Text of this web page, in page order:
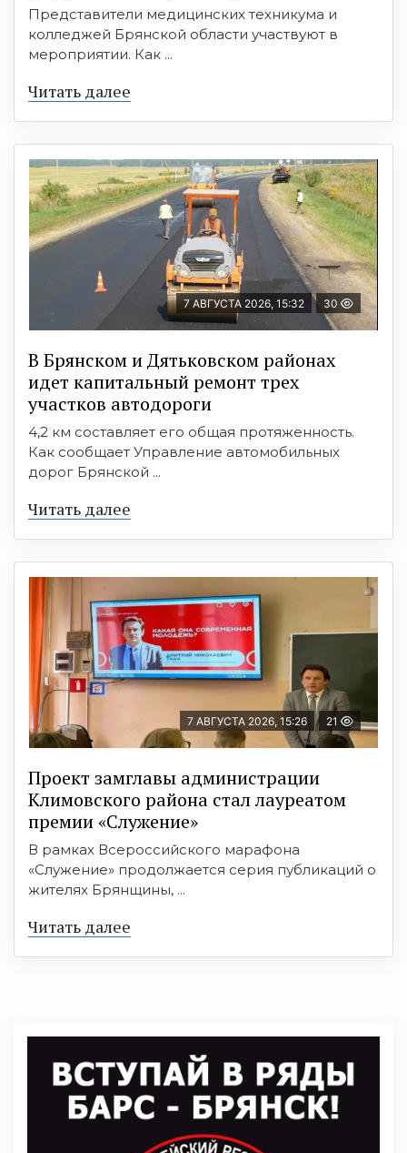
Представители медицинских техникума и
колледжей Брянской области участвуют в
мероприятии. Как ...
Читать далее
7 АВГУСТА 2026, 15:32 30
В Брянском и Дятьковском районах
идет капитальный ремонт трех
участков автодороги
4,2 км составляет его общая протяженность.
Как сообщает Управление автомобильных
дорог Брянской ...
Читать далее
7 АВГУСТА 2026, 15:26 21
Проект замглавы администрации
Климовского района стал лауреатом
премии «Служение»
В рамках Всероссийского марафона
«Служение» продолжается серия публикаций о
жителях Брянщины, ...
Читать далее